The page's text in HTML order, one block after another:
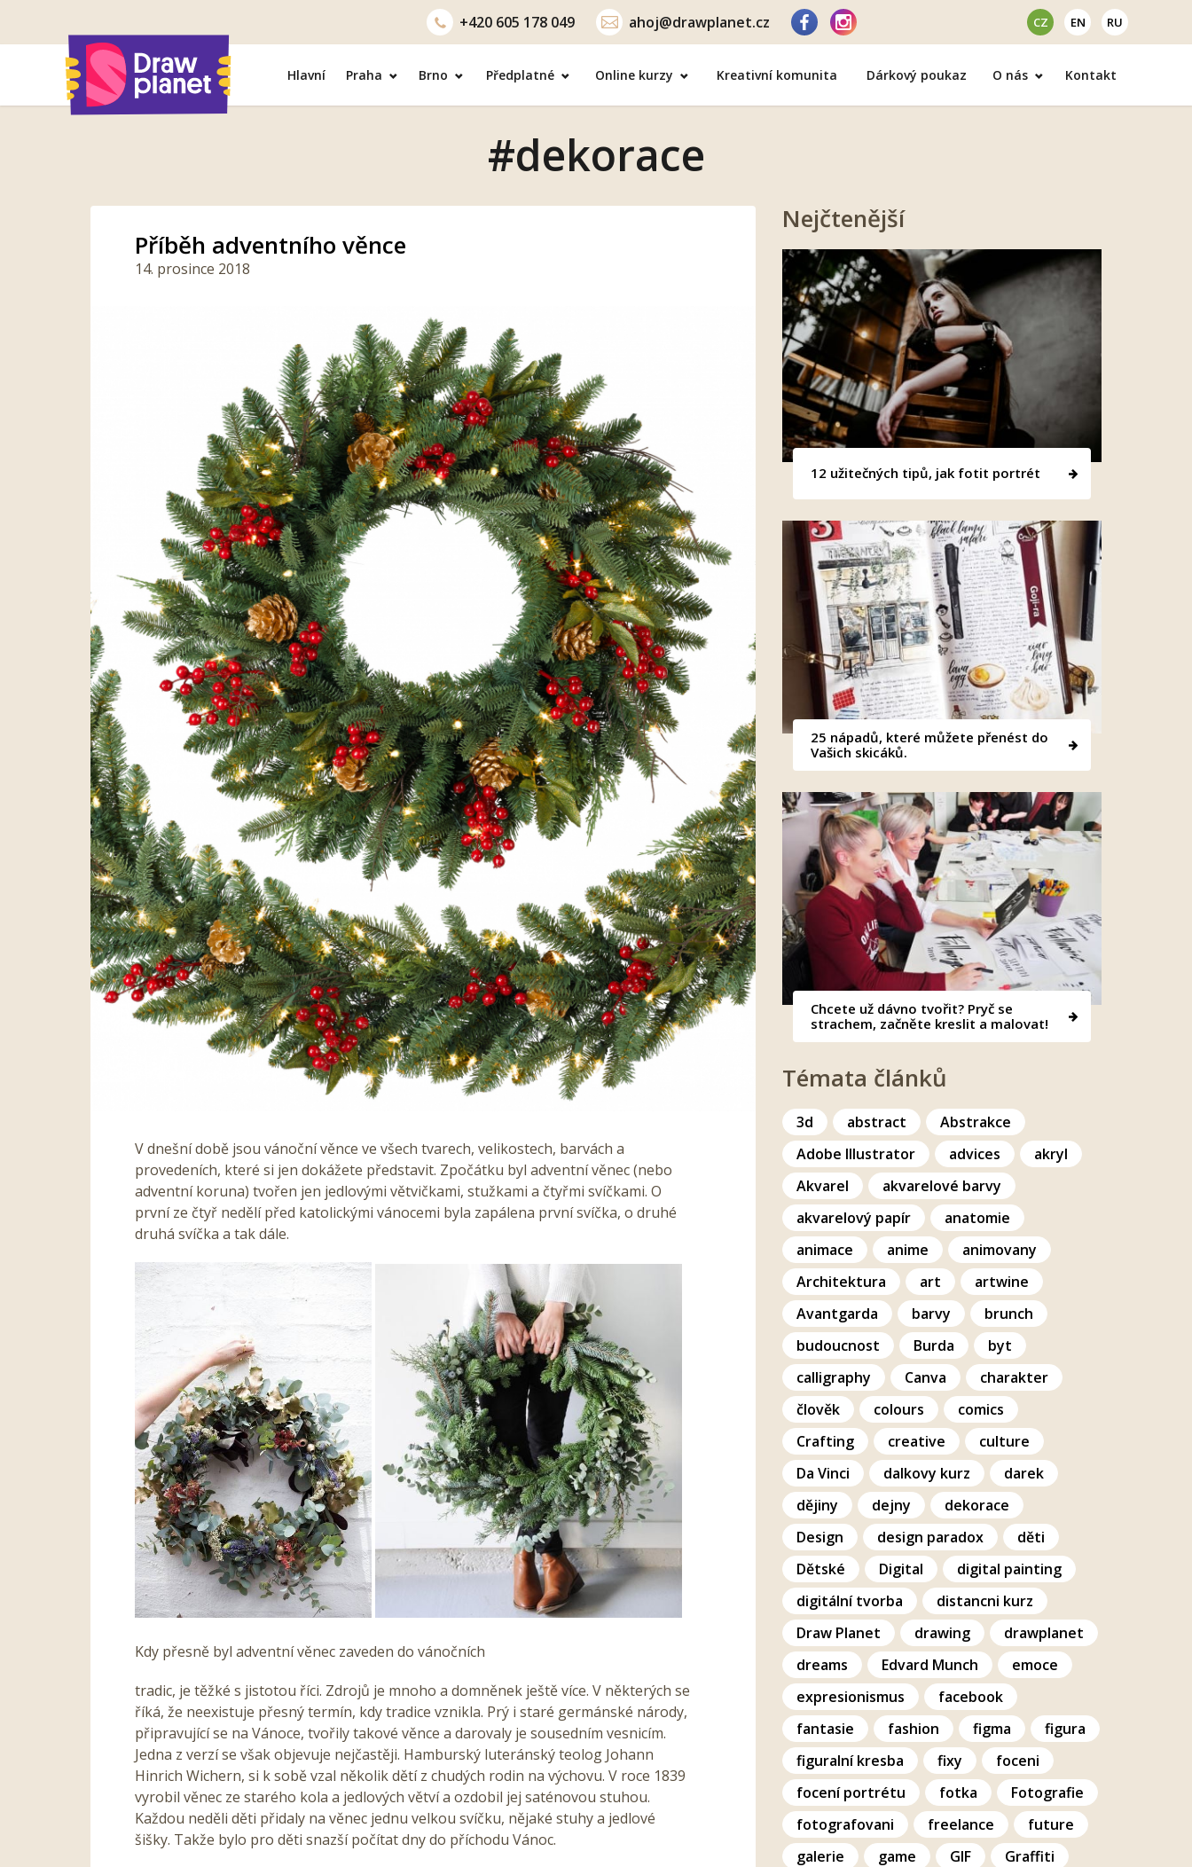
+420 605 178 049 ahoj@drawplanet.cz CZ EN RU
Hlavní Praha Brno Předplatné Online kurzy Kreativní komunita Dárkový poukaz O nás Kontakt
#dekorace
Příběh adventního věnce
14. prosince 2018
V dnešní době jsou vánoční věnce ve všech tvarech, velikostech, barvách a
provedeních, které si jen dokážete představit. Zpočátku byl adventní věnec (nebo
adventní koruna) tvořen jen jedlovými větvičkami, stužkami a čtyřmi svíčkami. O
první ze čtyř nedělí před katolickými vánocemi byla zapálena první svíčka, o druhé
druhá svíčka a tak dále.
Kdy přesně byl adventní věnec zaveden do vánočních
tradic, je těžké s jistotou říci. Zdrojů je mnoho a domněnek ještě více. V některých se
říká, že neexistuje přesný termín, kdy tradice vznikla. Prý i staré germánské národy,
připravující se na Vánoce, tvořily takové věnce a darovaly je sousedním vesnicím.
Jedna z verzí se však objevuje nejčastěji. Hamburský luteránský teolog Johann
Hinrich Wichern, si k sobě vzal několik dětí z chudých rodin na výchovu. V roce 1839
vyrobil věnec ze starého kola a jedlových větví a ozdobil jej saténovou stuhou.
Každou neděli děti přidaly na věnec jednu velkou svíčku, nějaké stuhy a jedlové
šišky. Takže bylo pro děti snazší počítat dny do příchodu Vánoc.
Nejčtenější
12 užitečných tipů, jak fotit portrét
25 nápadů, které můžete přenést do
Vašich skicáků.
Chcete už dávno tvořit? Pryč se
strachem, začněte kreslit a malovat!
Témata článků
3d abstract
Abstrakce
Adobe Illustrator
advices
akryl
Akvarel
akvarelové barvy
akvarelový papír
anatomie
animace
anime
animovany
Architektura
art
artwine
Avantgarda
barvy
brunch
budoucnost
Burda
byt
calligraphy
Canva
charakter
člověk
colours
comics
Crafting
creative
culture
Da Vinci
dalkovy kurz
darek
dějiny
dejny
dekorace
Design
design paradox
děti
Dětské
Digital
digital painting
digitální tvorba
distancni kurz
Draw Planet
drawing
drawplanet
dreams
Edvard Munch
emoce
expresionismus
facebook
fantasie
fashion figma
figura
figuralní kresba
fixy
foceni
focení portrétu
fotka
Fotografie
fotografovani
freelance
future
galerie
game GIF
Graffiti